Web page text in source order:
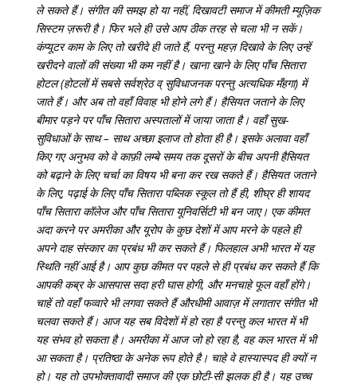
ले सकते हैं। संगीत की समझ हो या नहीं, दिखावटी समाज में कीमती म्यूज़िक
सिस्टम ज़रूरी है। फिर भले ही उसे आप ठीक तरह से चला भी न सकें।
कंप्यूटर काम के लिए तो खरीदे ही जाते हैं, परन्तु महज़ दिखावे के लिए उन्हें
खरीदने वालों की संख्या भी कम नहीं है। खाना खाने के लिए पाँच सितारा
होटल (होटलों में सबसे सर्वश्रेठ व् सुविधाजनक परन्तु अत्यधिक मँहगा) में
जाते हैं। और अब तो वहाँ विवाह भी होने लगे हैं। हैसियत जताने के लिए
बीमार पड़ने पर पाँच सितारा अस्पतालों में जाया जाता है। वहाँ सुख-
सुविधाओं के साथ – साथ अच्छा इलाज तो होता ही है। इसके अलावा वहाँ
किए गए अनुभव को वे काफ़ी लम्बे समय तक दूसरों के बीच अपनी हैसियत
को बढ़ाने के लिए चर्चा का विषय भी बना कर रख सकते हैं। हैसियत जताने
के लिए, पढ़ाई के लिए पाँच सितारा पब्लिक स्कूल तो हैं ही, शीघ्र ही शायद
पाँच सितारा कॉलेज और पाँच सितारा यूनिवर्सिटी भी बन जाए। एक कीमत
अदा करने पर अमरीका और यूरोप के कुछ देशों में आप मरने के पहले ही
अपने दाह संस्कार का प्रबंध भी कर सकते हैं। फिलहाल अभी भारत में यह
स्थिति नहीं आई है। आप कुछ कीमत पर पहले से ही प्रबंध कर सकते हैं कि
आपकी कब्र के आसपास सदा हरी घास होगी, और मनचाहे फूल वहाँ होंगे।
चाहें तो वहाँ फव्वारे भी लगवा सकते हैं औरधीमी आवाज़ में लगातार संगीत भी
चलवा सकते हैं। आज यह सब विदेशों में हो रहा है परन्तु कल भारत में भी
यह संभव हो सकता है। अमरीका में आज जो हो रहा है, वह कल भारत में भी
आ सकता है। प्रतिष्ठा के अनेक रूप होते है। चाहे वे हास्यास्पद ही क्यों न
हो। यह तो उपभोक्‍तावादी समाज की एक छोटी-सी झलक ही है। यह उच्च